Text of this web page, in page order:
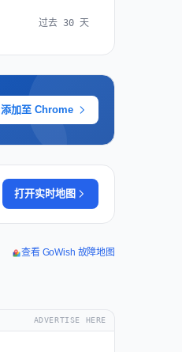
过去 30 天
添加至 Chrome
打开实时地图
查看 GoWish 故障地图
ADVERTISE HERE